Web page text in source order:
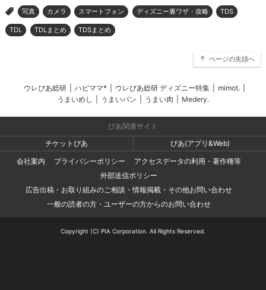
> 写真 カメラ スマートフォン ディズニー裏ワザ・攻略 TDS
TDL TDLまとめ TDSまとめ
ページの先頭へ
ウレぴあ総研 ハピママ* ウレぴあ総研 ディズニー特集 mimot.
うまいめし
うまいパン うまい肉 Medery.
ぴあ関連サイト
チケットぴあ
ぴあ(アプリ&Web)
会社案内
プライバシーポリシー
アクセスデータの利用・著作権等
外部送信ポリシー
広告出稿・お取り組みのご相談・情報掲載・その他お問い合わせ
一般の読者の方・ユーザーの方からのお問い合わせ
Copyright (C) PIA Corporation. All Rights Reserved.